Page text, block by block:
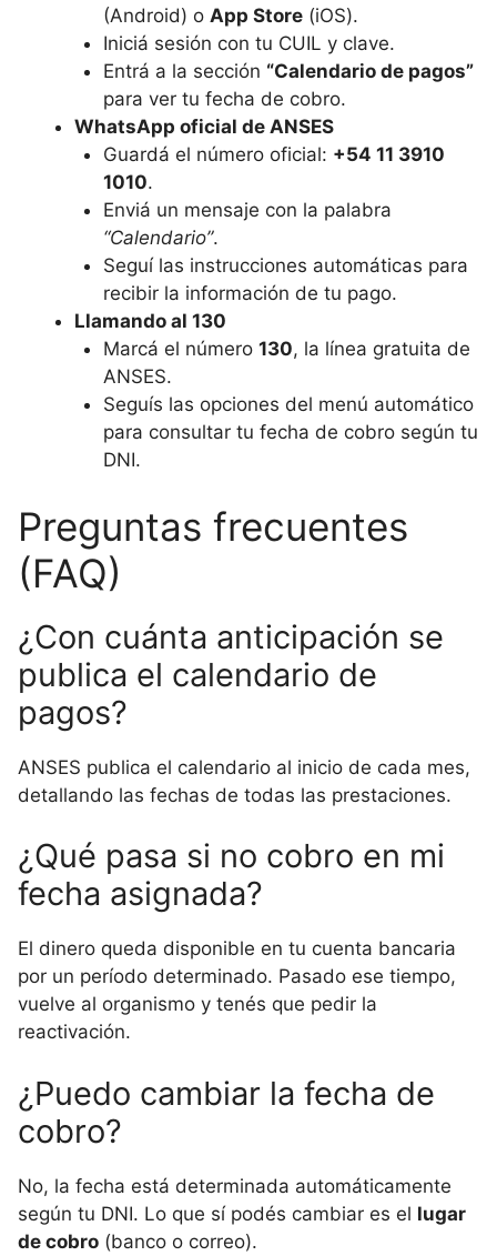
(Android) o App Store(iOS).
Iniciá sesión con tu CUIL y clave.
Entrá a la sección “Calendario de pagos”
para ver tu fecha de cobro.
WhatsApp oficial de ANSES
Guardá el número oficial: +54 11 3910
1010.
Enviá un mensaje con la palabra
“Calendario”.
Seguí las instrucciones automáticas para
recibir la información de tu pago.
Llamando al 130
Marcá el número 130, la línea gratuita de
ANSES.
Seguís las opciones del menú automático
para consultar tu fecha de cobro según tu
DNI.
Preguntas frecuentes
(FAQ)
¿Con cuánta anticipación se
publica el calendario de
pagos?
ANSES publica el calendario al inicio de cada mes,
detallando las fechas de todas las prestaciones.
¿Qué pasa si no cobro en mi
fecha asignada?
El dinero queda disponible en tu cuenta bancaria
por un período determinado. Pasado ese tiempo,
vuelve al organismo y tenés que pedir la
reactivación.
¿Puedo cambiar la fecha de
cobro?
No, la fecha está determinada automáticamente
según tu DNI. Lo que sí podés cambiar es el lugar
de cobro (banco o correo).